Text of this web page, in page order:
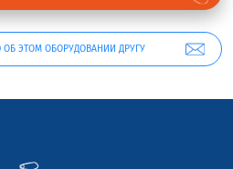
ЭТОМ ОБОРУДОВАНИИ ДРУГУ